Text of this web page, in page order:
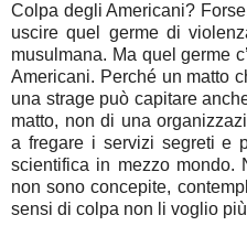
Colpa degli Americani?
uscire quel germe di
musulmana. Ma quel germe
Americani. Perché un matto
una strage può capitare
matto, non di una
a fregare i servizi segreti e
scientifica in mezzo mondo.
non sono concepite,
sensi di colpa non li voglio